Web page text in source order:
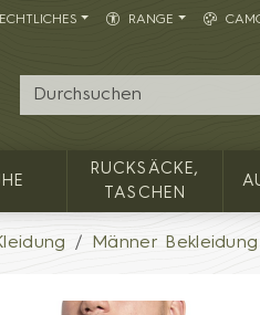
RANGE
RANGE
RUCKSÄCKE,
TASCHEN
Männer Bekleidung